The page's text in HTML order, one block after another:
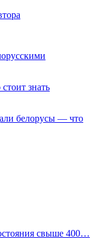
знать
белорусы — что
свыше 400…